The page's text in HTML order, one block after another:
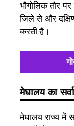
भौगोलिक तौर
जिले से और
करती है।
मेघालय का
मेघालय राज्य